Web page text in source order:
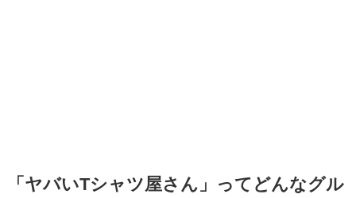
「ヤバいTシャツ屋さん」ってどんなグル